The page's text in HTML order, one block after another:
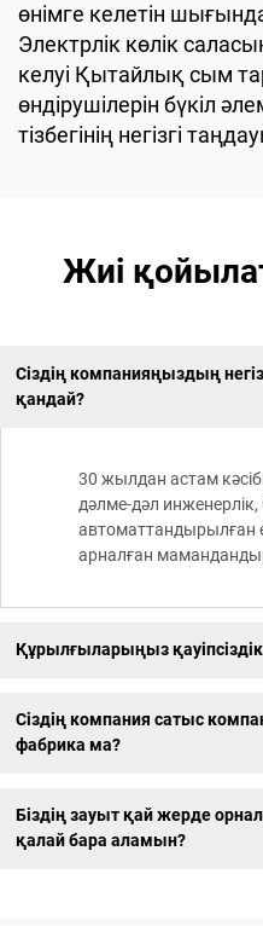
өнімге келетін
Электрлік көлік
келуі Қытайлық сым
өндірушілерін бүкіл
тізбегінің негізгі
Жиі
Сіздің компанияңыздың
қандай?
30 жылдан астам
дәлме-дәл
автоматтандырылған
арналған
Құрылғыларыңыз
Сіздің компания сатыс
фабрика ма?
Біздің зауыт қай жерде
қалай бара аламын?